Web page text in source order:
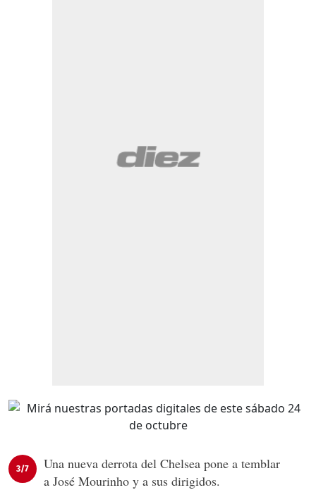
3/7
Una nueva derrota del Chelsea pone a temblar
a José Mourinho y a sus dirigidos.